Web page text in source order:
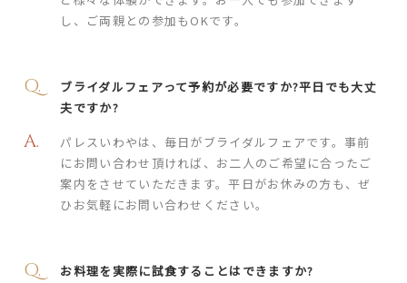
し、ご両親との参加もOKです。
ブライダルフェアって予約が必要ですか?平日でも大丈
夫ですか?
パレスいわやは、毎日がブライダルフェアです。事前
にお問い合わせ頂ければ、お二人のご希望に合ったご
案内をさせていただきます。平日がお休みの方も、ぜ
ひお気軽にお問い合わせください。
お料理を実際に試食することはできますか?